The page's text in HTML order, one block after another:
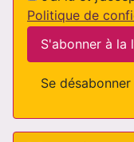
Politique de
S'abonner à la
Se